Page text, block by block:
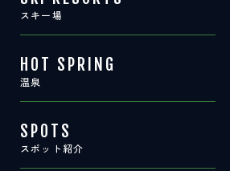
SKI RESORTS
HOT SPRING
SPOTS
スキー場
HOT SPRING
温泉
SPOTS
スポット紹介